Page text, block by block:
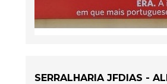
SERRALHARIA JFDIAS -